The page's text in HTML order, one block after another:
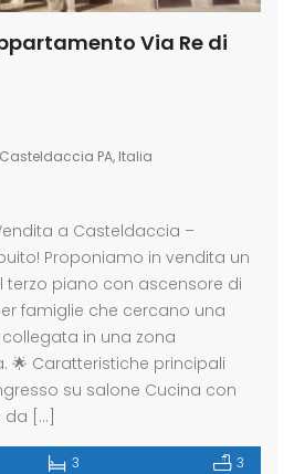
Via Re di
PA, Italia
a Casteldaccia –
Proponiamo in vendita un
piano con ascensore di
famiglie che cercano una
in una zona
🌟 Caratteristiche principali
su salone Cucina con
[…]
3 3